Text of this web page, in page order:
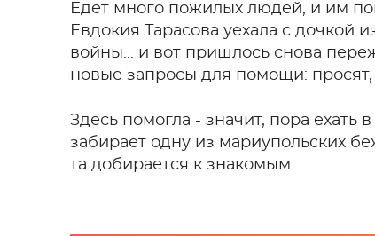
Едет много пожилых людей, и им
Евдокия Тарасова уехала с дочкой
войны... и вот пришлось снова
новые запросы для помощи:
Здесь помогла - значит, пора
забирает одну из мариупольских
та добирается к знакомым.